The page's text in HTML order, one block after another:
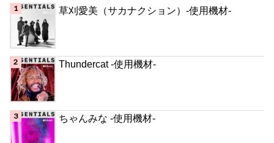
草刈愛美（サカナクション）-使用機材-
Thundercat -使用機材-
ちゃんみな -使用機材-